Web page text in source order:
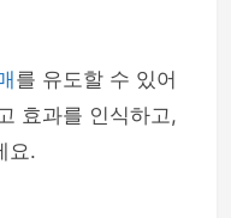
를 유도할 수 있어
효과를 인식하고,
요.